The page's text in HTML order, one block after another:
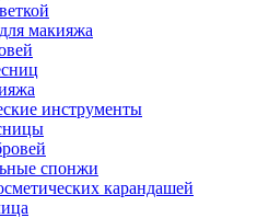
макияжа
инструменты
спонжи
карандашей